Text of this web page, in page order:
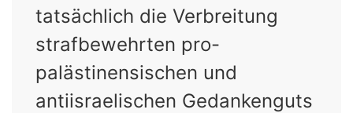
tatsächlich die Verbreitung
strafbewehrten pro-
palästinensischen und
antiisraelischen Gedankenguts